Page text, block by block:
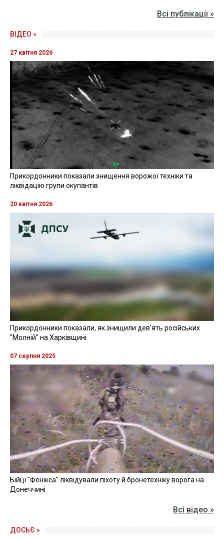
Всі публікації »
ВІДЕО »
27 квітня 2026
Прикордонники показали знищення ворожої техніки та
ліквідацію групи окупантів
20 квітня 2026
Прикордонники показали, як знищили девʼять російських
"Молній" на Харківщині
07 серпня 2025
Бійці "Фенікса" ліквідували піхоту й бронетехніку ворога на
Донеччині
Всі відео »
ДОСЬЄ »